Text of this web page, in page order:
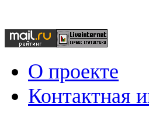
О проекте
Контактная